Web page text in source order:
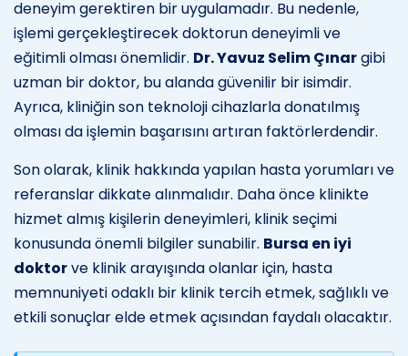
deneyim gerektiren bir uygulamadır. Bu nedenle,
işlemi gerçekleştirecek doktorun deneyimli ve
eğitimli olması önemlidir. Dr. Yavuz Selim Çınargibi
uzman bir doktor, bu alanda güvenilir bir isimdir.
Ayrıca, kliniğin son teknoloji cihazlarla donatılmış
olması da işlemin başarısını artıran faktörlerdendir.
Son olarak, klinik hakkında yapılan hasta yorumları ve
referanslar dikkate alınmalıdır. Daha önce klinikte
hizmet almış kişilerin deneyimleri, klinik seçimi
konusunda önemli bilgiler sunabilir. Bursa en iyi
doktorve klinik arayışında olanlar için, hasta
memnuniyeti odaklı bir klinik tercih etmek, sağlıklı ve
etkili sonuçlar elde etmek açısından faydalı olacaktır.